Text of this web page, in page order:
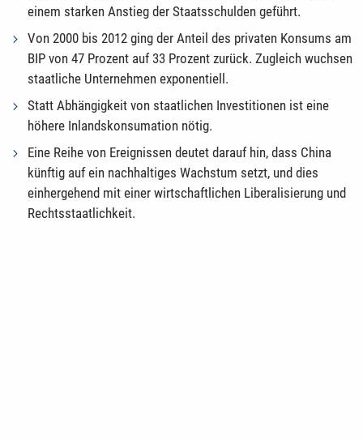
einem starken Anstieg der Staatsschulden geführt.
Von 2000 bis 2012 ging der Anteil des privaten Konsums am
BIP von 47 Prozent auf 33 Prozent zurück. Zugleich wuchsen
staatliche Unternehmen exponentiell.
Statt Abhängigkeit von staatlichen Investitionen ist eine
höhere Inlandskonsumation nötig.
Eine Reihe von Ereignissen deutet darauf hin, dass China
künftig auf ein nachhaltiges Wachstum setzt, und dies
einhergehend mit einer wirtschaftlichen Liberalisierung und
Rechtsstaatlichkeit.